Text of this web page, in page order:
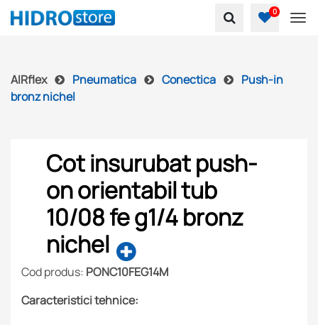
0
AIRflex Pneumatica Conectica
Push-in
bronz nichel
Cot insurubat push-
on orientabil tub
10/08 fe g1/4 bronz
nichel
Cod produs: PONC10FEG14M
Caracteristici tehnice: